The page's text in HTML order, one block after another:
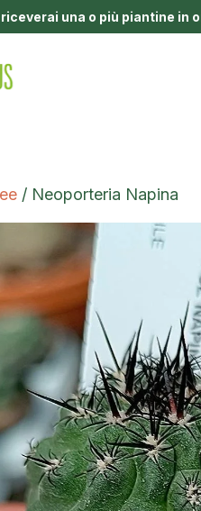
una o più piantine in
/ Neoporteria Napina